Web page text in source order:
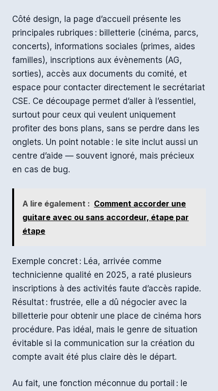
Côté design, la page d’accueil présente les
principales rubriques : billetterie (cinéma, parcs,
concerts), informations sociales (primes, aides
familles), inscriptions aux évènements (AG,
sorties), accès aux documents du comité, et
espace pour contacter directement le secrétariat
CSE. Ce découpage permet d’aller à l’essentiel,
surtout pour ceux qui veulent uniquement
profiter des bons plans, sans se perdre dans les
onglets. Un point notable : le site inclut aussi un
centre d’aide — souvent ignoré, mais précieux
en cas de bug.
A lire également : Comment accorder une
guitare avec ou sans accordeur, étape par
étape
Exemple concret : Léa, arrivée comme
technicienne qualité en 2025, a raté plusieurs
inscriptions à des activités faute d’accès rapide.
Résultat : frustrée, elle a dû négocier avec la
billetterie pour obtenir une place de cinéma hors
procédure. Pas idéal, mais le genre de situation
évitable si la communication sur la création du
compte avait été plus claire dès le départ.
Au fait, une fonction méconnue du portail : le